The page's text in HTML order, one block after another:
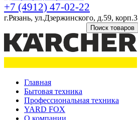
+7 (4912) 47-02-22
г.Рязань, ул.Дзержинского, д.59, корп.3
Поиск товаров
Главная
Бытовая техника
Профессиональная техника
YARD FOX
О компании